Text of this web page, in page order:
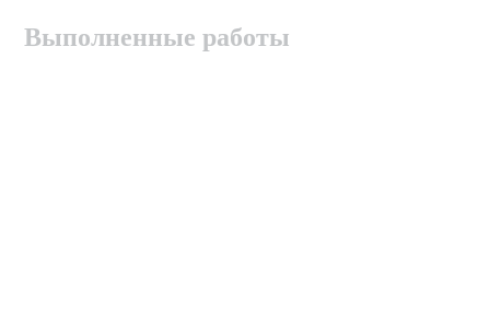
Выполненные работы